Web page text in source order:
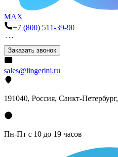
MAX
+7 (800) 511-39-90
Заказать звонок
sales@lingerini.ru
191040, Россия, Санкт-Петербург,
Пн-Пт с 10 до 19 часов